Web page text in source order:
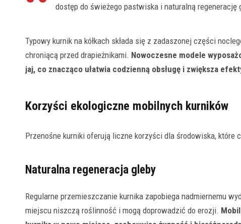
dostęp do świeżego pastwiska i naturalną regenerację
Typowy kurnik na kółkach składa się z zadaszonej części
chroniącą przed drapieżnikami. Nowoczesne modele
jaj, co znacząco ułatwia codzienną obsługę i zwiększa
Korzyści ekologiczne mobilnych kurników
Przenośne kurniki oferują liczne korzyści dla środowiska,
Naturalna regeneracja gleby
Regularne przemieszczanie kurnika zapobiega nadmiernemu
miejscu niszczą roślinność i mogą doprowadzić do erozji.